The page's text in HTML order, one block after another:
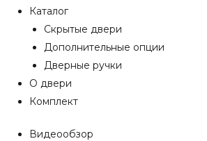
Каталог
Скрытые двери
Дополнительные опции
Дверные ручки
О двери
Комплект
Видеообзор